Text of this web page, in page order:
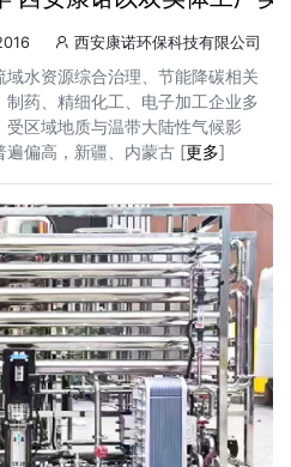
 西安康诺环保科技有限公司
水资源综合治理、节能降碳相关
药、精细化工、电子加工企业多
区域地质与温带大陆性气候影
遍偏高，新疆、内蒙古 [更多]